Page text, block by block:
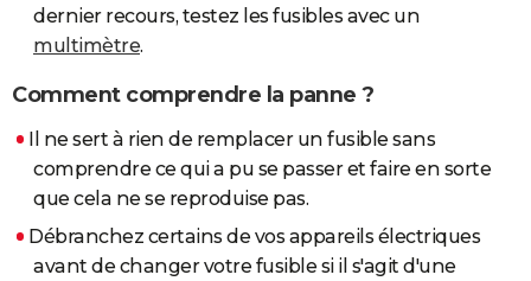
dernier recours, testez les fusibles avec un
multimètre.
Comment comprendre la panne ?
Il ne sert à rien de remplacer un fusible sans
comprendre ce qui a pu se passer et faire en sorte
que cela ne se reproduise pas.
Débranchez certains de vos appareils électriques
avant de changer votre fusible si il s'agit d'une